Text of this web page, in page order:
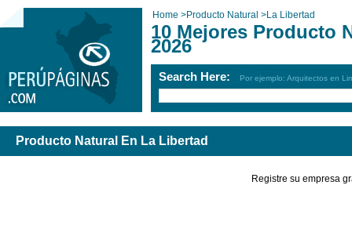
Home >Producto Natural >La Libertad
10 Mejores Producto
2026
Search Here: Por ejemplo: Arquitectos en
Producto Natural En La Libertad
Registre su empresa